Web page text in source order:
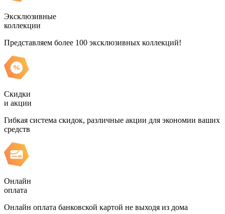
Эксклюзивные
коллекции
Представляем более 100 эксклюзивных коллекций!
Скидки
и акции
Гибкая система скидок, различные акции для экономии ваших
средств
Онлайн
оплата
Онлайн оплата банковской картой не выходя из дома